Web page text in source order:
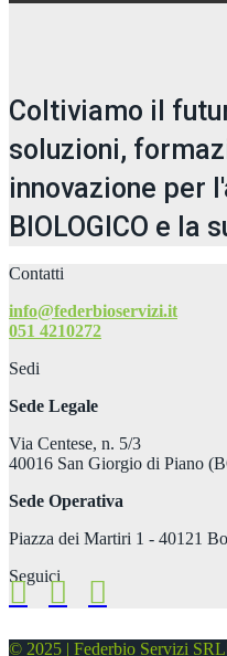
Coltiviamo il
soluzioni,
innovazione per
BIOLOGICO e la
Contatti
info@federbioservizi.it
051 4210272
Sedi
Sede Legale
Via Centese, n. 5/3
40016 San Giorgio di Piano
Sede Operativa
Piazza dei Martiri 1 - 40121
Seguici
© 2025 | Federbio Servizi